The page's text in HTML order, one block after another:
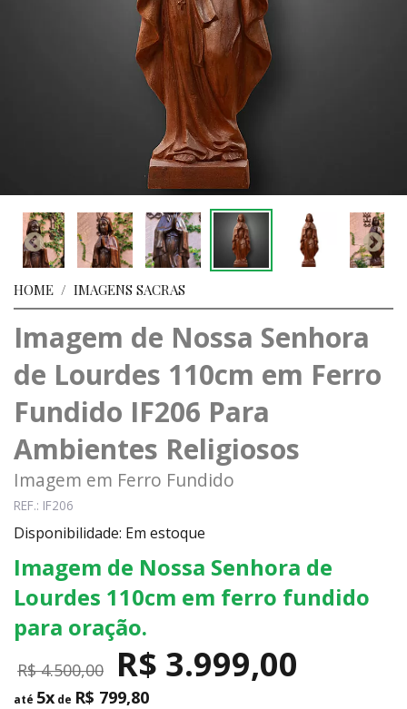
HOME / IMAGENS SACRAS
Imagem de Nossa Senhora
de Lourdes 110cm em Ferro
Fundido IF206 Para
Ambientes Religiosos
Imagem em Ferro Fundido
REF.: IF206
Disponibilidade: Em estoque
Imagem de Nossa Senhora de
Lourdes 110cm em ferro fundido
para oração.
R$ 4.500,00 R$ 3.999,00
até 5x de R$ 799,80